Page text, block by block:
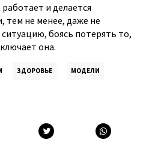
и делается
тем не менее, даже не
боясь потерять то,
она.
ЗДОРОВЬЕ МОДЕЛИ